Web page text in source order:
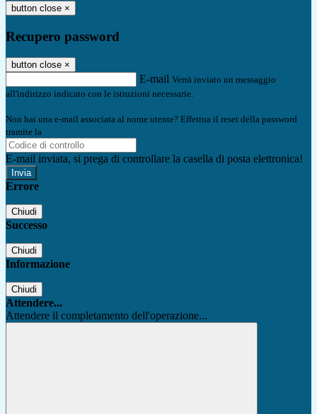
button close ×
Recupero password
button close ×
E-mail Verrà inviato un messaggio
all'indirizzo indicato con le istruzioni necessarie.
Non hai una e-mail associata al nome utente? Effettua il reset della password
tramite la
E-mail inviata, si prega di controllare la casella di posta elettronica!
Errore
Chiudi
Successo
Chiudi
Informazione
Chiudi
Attendere...
Attendere il completamento dell'operazione...